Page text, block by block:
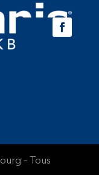
– Tous